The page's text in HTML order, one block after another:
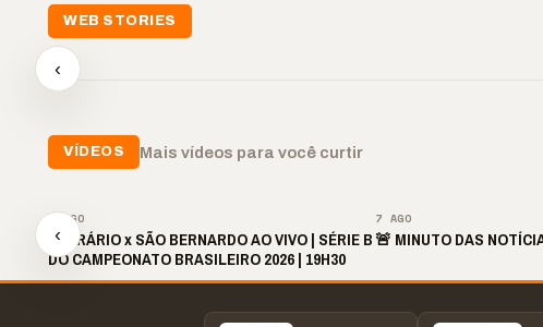
WEB STORIES
‹
📢💜 Agosto Lilás
reforça combate à
violência contra a
mulher
VÍDEOS Mais vídeos para você curtir
‹
7 AGO
OPERÁRIO x SÃO BERNARDO AO VIVO | SÉRIE B
DO CAMPEONATO BRASILEIRO 2026 | 19H30
7 AGO
🚨 MINUTO DAS